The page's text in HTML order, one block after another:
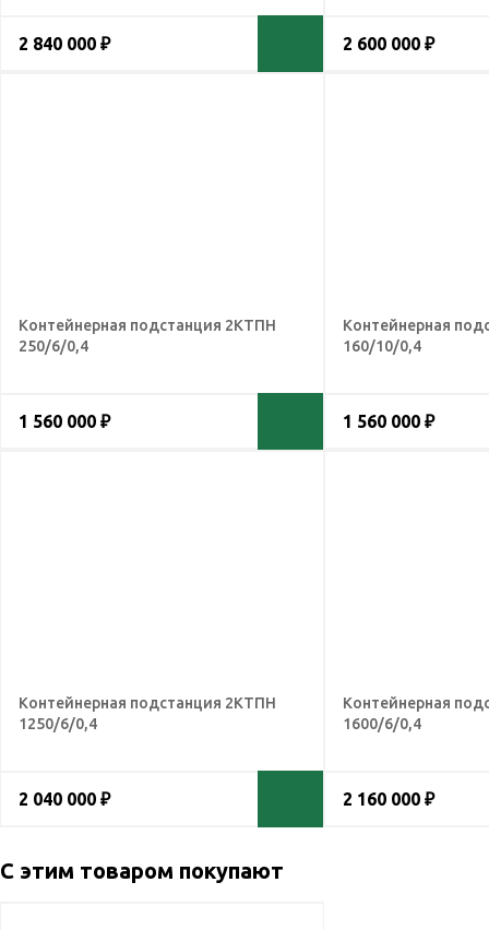
2 840 000 ₽ 2 600 000 ₽
Контейнерная подстанция 2КТПН
250/6/0,4
1 560 000 ₽
Контейнерная
160/10/0,4
1 560 000 ₽
Контейнерная подстанция 2КТПН
1250/6/0,4
2 040 000 ₽
Контейнерная
1600/6/0,4
2 160 000 ₽
С этим товаром покупают